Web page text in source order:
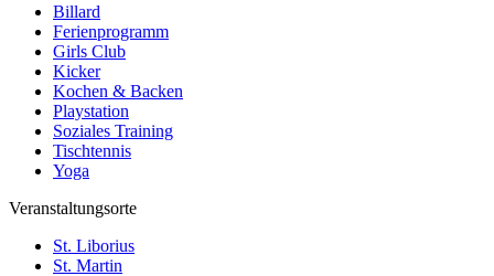
Billard
Ferienprogramm
Girls Club
Kicker
Kochen & Backen
Playstation
Soziales Training
Tischtennis
Yoga
Veranstaltungsorte
St. Liborius
St. Martin